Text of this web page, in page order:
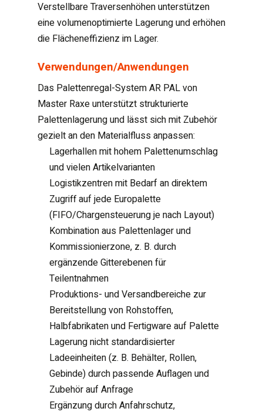
Verstellbare Traversenhöhen unterstützen
eine volumenoptimierte Lagerung und erhöhen
die Flächeneffizienz im Lager.
Verwendungen/Anwendungen
Das Palettenregal-System AR PAL von
Master Raxe unterstützt strukturierte
Palettenlagerung und lässt sich mit Zubehör
gezielt an den Materialfluss anpassen:
Lagerhallen mit hohem Palettenumschlag
und vielen Artikelvarianten
Logistikzentren mit Bedarf an direktem
Zugriff auf jede Europalette
(FIFO/Chargensteuerung je nach Layout)
Kombination aus Palettenlager und
Kommissionierzone, z. B. durch
ergänzende Gitterebenen für
Teilentnahmen
Produktions- und Versandbereiche zur
Bereitstellung von Rohstoffen,
Halbfabrikaten und Fertigware auf Palette
Lagerung nicht standardisierter
Ladeeinheiten (z. B. Behälter, Rollen,
Gebinde) durch passende Auflagen und
Zubehör auf Anfrage
Ergänzung durch Anfahrschutz,